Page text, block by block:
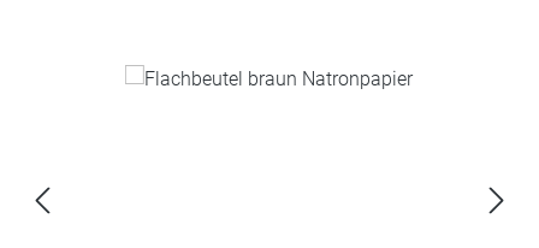
Bildergalerie überspringen